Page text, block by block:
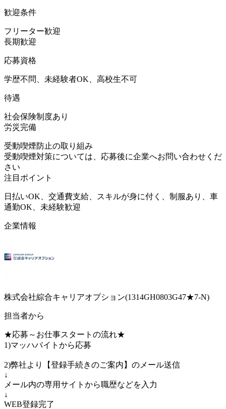
歓迎条件
フリーター歓迎
長期歓迎
応募資格
学歴不問、未経験者OK、高校生不可
待遇
社会保険制度あり
労災完備
受動喫煙防止の取り組み
受動喫煙対策については、応募後に企業へお問い合わせくだ
さい
注目ポイント
日払いOK、交通費支給、スキルが身に付く、制服あり、車
通勤OK、未経験歓迎
企業情報
株式会社綜合キャリアオプション(1314GH0803G47★7-N)
担当者から
★応募～お仕事スタートの流れ★
1)マッハバイトから応募
2)弊社より【登録手続きのご案内】のメール送信
↓
メール内の専用サイトから職歴などを入力
↓
WEB登録完了